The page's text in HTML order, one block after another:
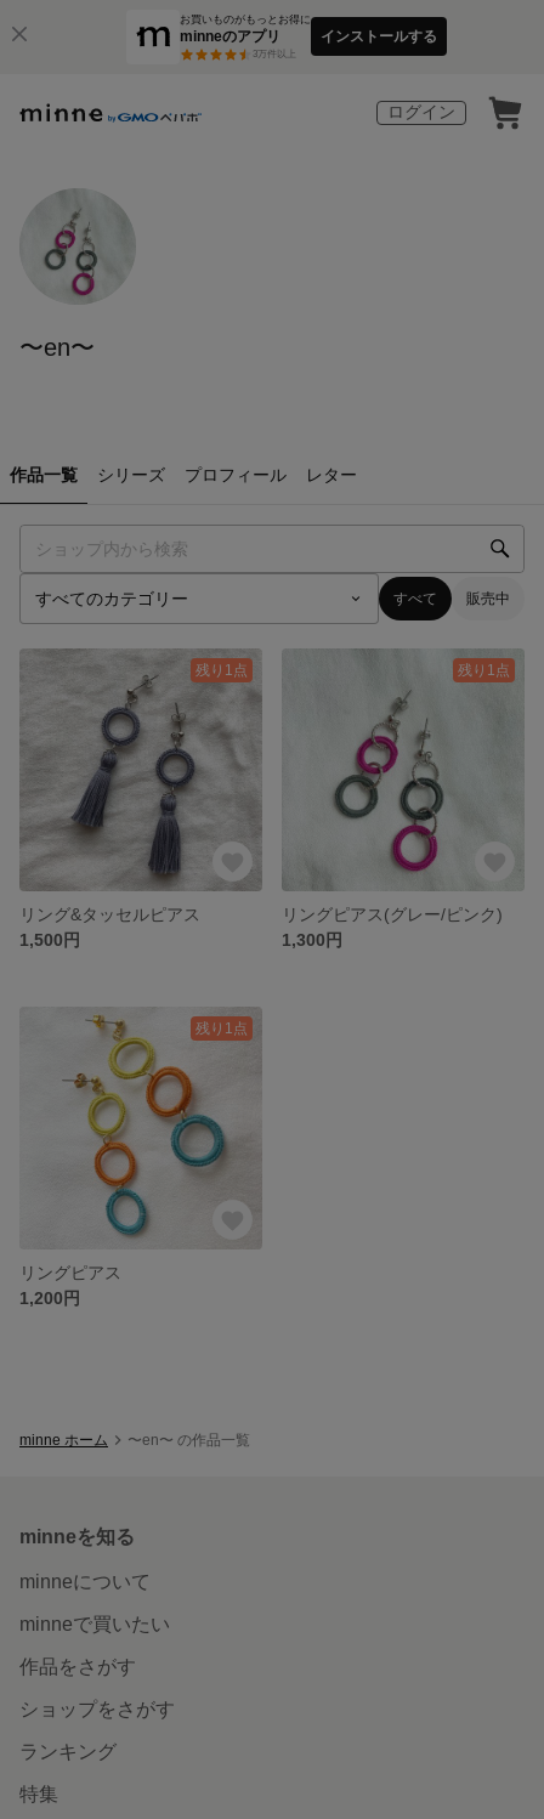
お買いものがもっとお得に
minneのアプリ
3万件以上
インストールする
ログイン
〜en〜
作品一覧 シリーズ プロフィール レター
すべて 販売中
残り1点
リング&タッセルピアス
1,500円
残り1点
リングピアス(グレー/ピンク)
1,300円
残り1点
リングピアス
1,200円
minne ホーム 〜en〜 の作品一覧
minneを知る
minneについて
minneで買いたい
作品をさがす
ショップをさがす
ランキング
特集